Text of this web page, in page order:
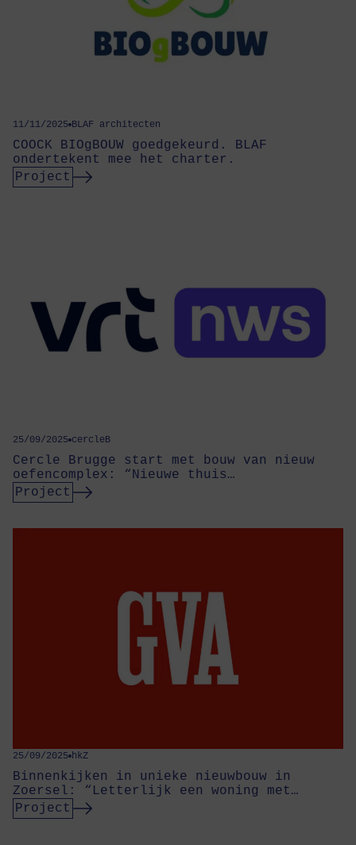
11/11/2025 BLAF architecten
COOCK BIOgBOUW goedgekeurd. BLAF
ondertekent mee het charter.
Project
25/09/2025 cercleB
Cercle Brugge start met bouw van nieuw
oefencomplex: “Nieuwe thuis…
Project
25/09/2025 hkZ
Binnenkijken in unieke nieuwbouw in
Zoersel: “Letterlijk een woning met…
Project